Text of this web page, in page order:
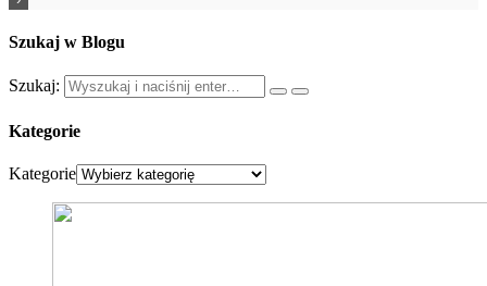
Szukaj w Blogu
Szukaj:
Kategorie
Kategorie